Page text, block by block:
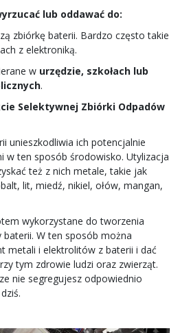
lub oddawać do:
zbiórkę baterii. Bardzo często takie
z elektroniką.
w urzędzie, szkołach lub
.
Selektywnej Zbiórki Odpadów
unieszkodliwia ich potencjalnie
w ten sposób środowisko. Utylizacja
też z nich metale, takie jak
lit, miedź, nikiel, ołów, mangan,
wykorzystane do tworzenia
W ten sposób można
metali i elektrolitów z baterii i dać
tym zdrowie ludzi oraz zwierząt.
nie segregujesz odpowiednio